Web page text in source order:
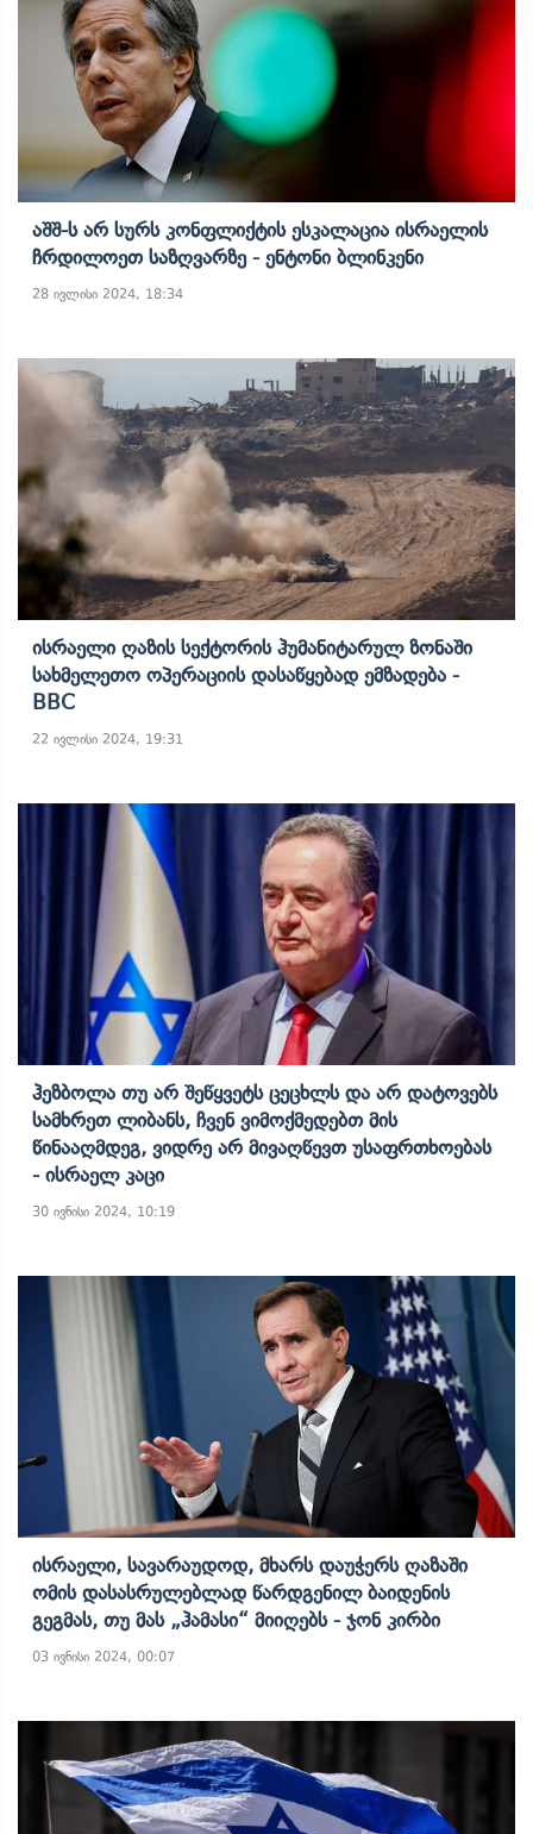
Აშშ-Ს Არ Სურს Კონფლიქტის Ესკალაცია Ისრაელის
Ჩრდილოეთ Საზღვარზე - Ენტონი Ბლინკენი
28 ივლისი 2024, 18:34
Ისრაელი Ღაზის Სექტორის Ჰუმანიტარულ Ზონაში
Სახმელეთო Ოპერაციის Დასაწყებად Ემზადება -
BBC
22 ივლისი 2024, 19:31
Ჰეზბოლა Თუ Არ Შეწყვეტს Ცეცხლს Და Არ Დატოვებს
Სამხრეთ Ლიბანს, Ჩვენ Ვიმოქმედებთ Მის
Წინააღმდეგ, Ვიდრე Არ Მივაღწევთ Უსაფრთხოებას
- Ისრაელ Კაცი
30 ივნისი 2024, 10:19
Ისრაელი, Სავარაუდოდ, Მხარს Დაუჭერს Ღაზაში
Ომის Დასასრულებლად Წარდგენილ Ბაიდენის
Გეგმას, Თუ Მას „ჰამასი“ Მიიღებს - Ჯონ Კირბი
03 ივნისი 2024, 00:07